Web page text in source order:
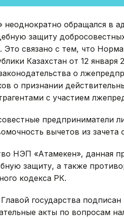
обращался в
защиту
Это связано с тем, что
Казахстан от 12
о
о признании
с участием
предприниматели
вычетов из
НЭП «Атамекен», данная
защиту, а также
кодекса РК.
государства
акты по вопросам